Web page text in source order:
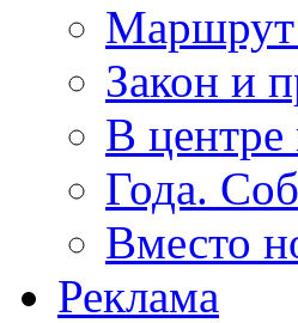
Маршрут
Закон и
В
Года.
Вместо
Реклама